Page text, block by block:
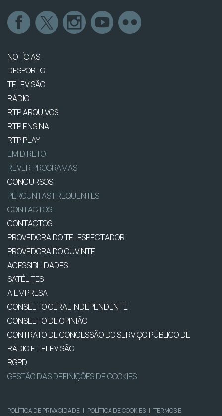
NOTÍCIAS
DESPORTO
TELEVISÃO
RÁDIO
RTP ARQUIVOS
RTP ENSINA
RTP PLAY
EM DIRETO
REVER PROGRAMAS
CONCURSOS
PERGUNTAS FREQUENTES
CONTACTOS
CONTACTOS
PROVEDORA DO TELESPECTADOR
PROVEDORA DO OUVINTE
ACESSIBILIDADES
SATÉLITES
A EMPRESA
CONSELHO GERAL INDEPENDENTE
CONSELHO DE OPINIÃO
CONTRATO DE CONCESSÃO DO SERVIÇO PÚBLICO DE
RÁDIO E TELEVISÃO
RGPD
GESTÃO DAS DEFINIÇÕES DE COOKIES
POLÍTICA DE PRIVACIDADE | POLÍTICA DE COOKIES | TERMOS E